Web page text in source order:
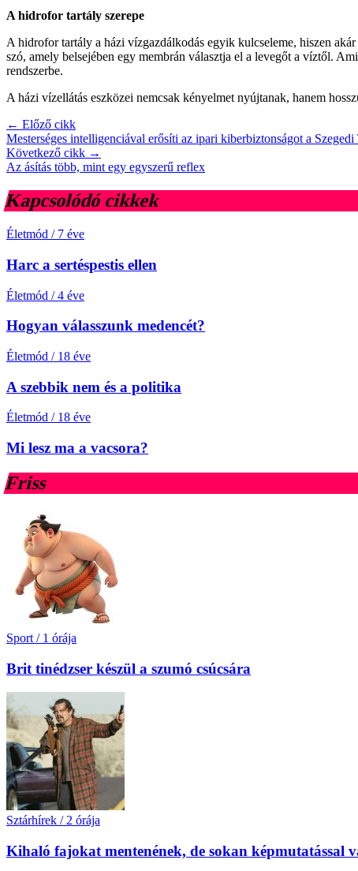
A hidrofor tartály szerepe
A hidrofor tartály a házi vízgazdálkodás egyik kulcseleme, hiszen
szó, amely belsejében egy membrán választja el a levegőt a víztől.
rendszerbe.
A házi vízellátás eszközei nemcsak kényelmet nyújtanak, hanem
← Előző cikk
Mesterséges intelligenciával erősíti az ipari kiberbiztonságot a
Következő cikk →
Az ásítás több, mint egy egyszerű reflex
Kapcsolódó cikkek
Életmód / 7 éve
Harc a sertéspestis ellen
Életmód / 4 éve
Hogyan válasszunk medencét?
Életmód / 18 éve
A szebbik nem és a politika
Életmód / 18 éve
Mi lesz ma a vacsora?
Friss
Sport / 1 órája
Brit tinédzser készül a szumó csúcsára
Sztárhírek / 2 órája
Kihaló fajokat mentenének, de sokan képmutatással